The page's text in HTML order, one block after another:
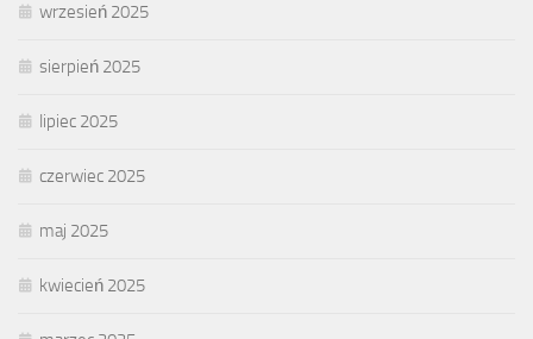
wrzesień 2025
sierpień 2025
lipiec 2025
czerwiec 2025
maj 2025
kwiecień 2025